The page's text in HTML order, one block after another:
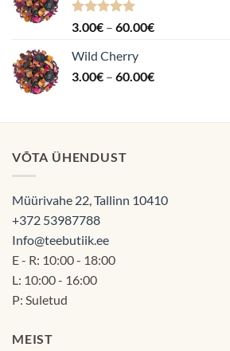
Hinnanguga
3.00€ – 60.00€Hinnavahemik:
60.00€
Wild Cherry
3.00€ – 60.00€Hinnavahemik:
60.00€
VÕTA ÜHENDUST
Müürivahe 22, Tallinn 10410
+372 53987788
Info@teebutiik.ee
E - R: 10:00 - 18:00
L: 10:00 - 16:00
P: Suletud
MEIST